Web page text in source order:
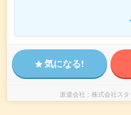
気になる!
派遣会社 株式会社スタ